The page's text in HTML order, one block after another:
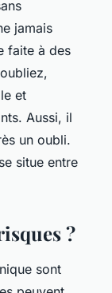
jamais
faite à des
et
Aussi, il
un oubli.
situe entre
?
sont